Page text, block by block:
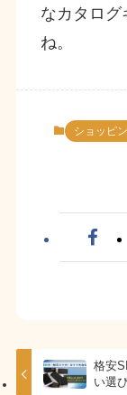
なカタログ
ね。
ショッピ
格安
い選